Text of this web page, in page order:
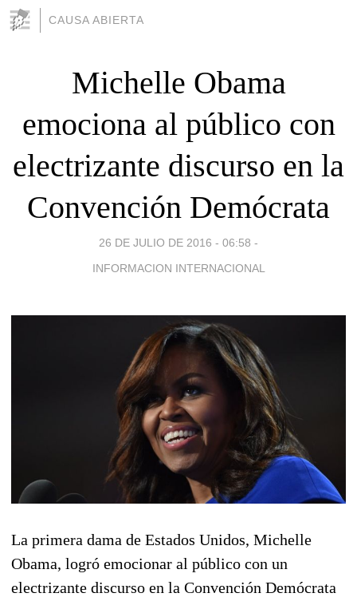
CAUSA ABIERTA
Michelle Obama
emociona al público con
electrizante discurso en la
Convención Demócrata
26 DE JULIO DE 2016 - 06:58 -
INFORMACION INTERNACIONAL
La primera dama de Estados Unidos, Michelle
Obama, logró emocionar al público con un
electrizante discurso en la Convención Demócrata